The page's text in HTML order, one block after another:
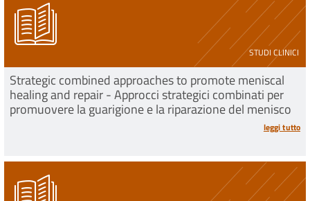
STUDI CLINICI
Strategic combined approaches to promote meniscal
healing and repair - Approcci strategici combinati per
promuovere la guarigione e la riparazione del menisco
leggi tutto